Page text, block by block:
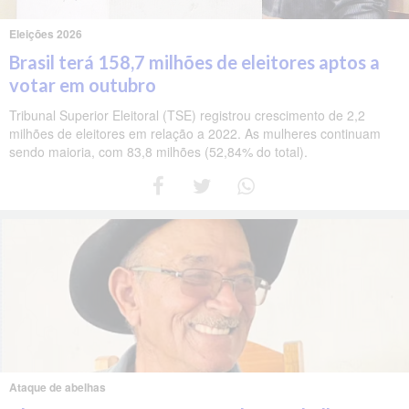
Eleições 2026
Brasil terá 158,7 milhões de eleitores aptos a
votar em outubro
Tribunal Superior Eleitoral (TSE) registrou crescimento de 2,2
milhões de eleitores em relação a 2022. As mulheres continuam
sendo maioria, com 83,8 milhões (52,84% do total).
Ataque de abelhas